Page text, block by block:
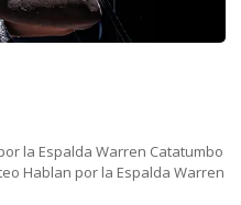
la Espalda Warren Catatumbo
Hablan por la Espalda Warren